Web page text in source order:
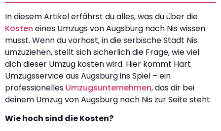
In diesem Artikel erfährst du alles, was du über die
Kosten eines Umzugs von Augsburg nach Nis wissen
musst. Wenn du vorhast, in die serbische Stadt Nis
umzuziehen, stellt sich sicherlich die Frage, wie viel
dich dieser Umzug kosten wird. Hier kommt Hart
Umzugsservice aus Augsburg ins Spiel – ein
professionelles Umzugsunternehmen, das dir bei
deinem Umzug von Augsburg nach Nis zur Seite steht.
Wie hoch sind die Kosten?